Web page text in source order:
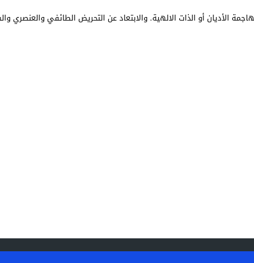
الأديان أو الذات الالهية. والابتعاد عن التحريض الطائفي والعنصري